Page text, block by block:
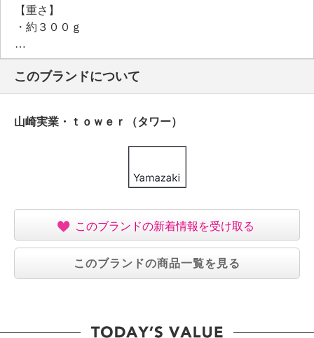
【重さ】
・約３００ｇ
【耐荷重】
・１ｋｇ
【商品仕様詳細】
＜取付可能な引き出し・扉＞
・引き出し・扉の厚さ：約１．５〜２ｃｍ以内
・引き出し・扉と上部との隙間：約３ｍｍ以上
※ガラス戸への使用は避ける
・引き出し・扉のサイズや形状によっては設置できな
い場合がある
【同梱書類】
・取扱説明書
【保証（有無）、保証期間】
・中国製
このブランドについて
山崎実業・ｔｏｗｅｒ（タワー）
このブランドの新着情報を受け取る
このブランドの商品一覧を見る